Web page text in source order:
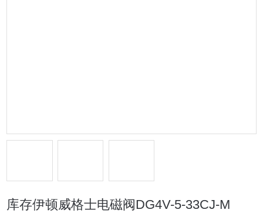
库存伊顿威格士电磁阀DG4V-5-33CJ-M